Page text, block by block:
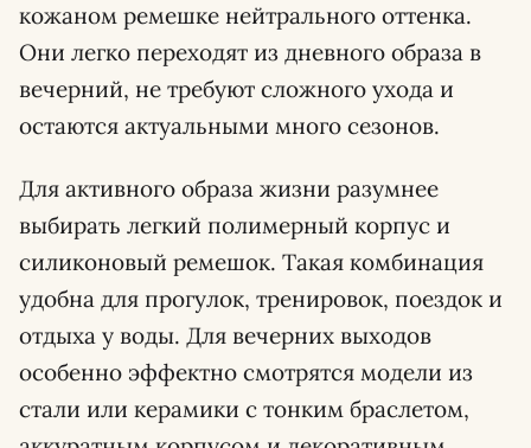
кожаном ремешке нейтрального оттенка.
Они легко переходят из дневного образа в
вечерний, не требуют сложного ухода и
остаются актуальными много сезонов.
Для активного образа жизни разумнее
выбирать легкий полимерный корпус и
силиконовый ремешок. Такая комбинация
удобна для прогулок, тренировок, поездок и
отдыха у воды. Для вечерних выходов
особенно эффектно смотрятся модели из
стали или керамики с тонким браслетом,